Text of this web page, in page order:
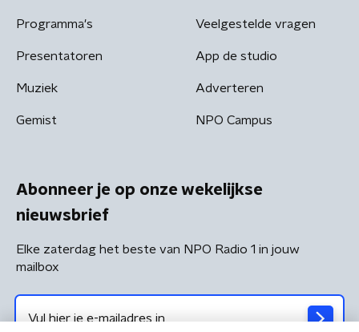
Programma's
Presentatoren
Muziek
Gemist
Veelgestelde vragen
App de studio
Adverteren
NPO Campus
Abonneer je op onze wekelijkse
nieuwsbrief
Elke zaterdag het beste van NPO Radio 1 in jouw
mailbox